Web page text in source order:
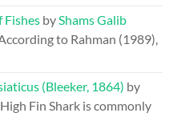
Fishes byShams Galib
to Rahman (1989),
(Bleeker, 1864) by
Fin Shark is commonly